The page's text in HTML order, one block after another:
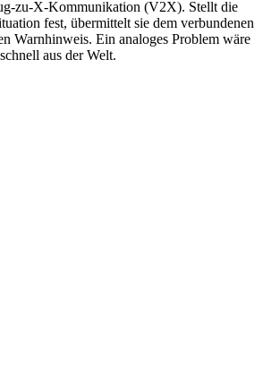
zu-X-Kommunikation (V2X). Stellt die
fest, übermittelt sie dem verbundenen
Warnhinweis. Ein analoges Problem wäre
aus der Welt.